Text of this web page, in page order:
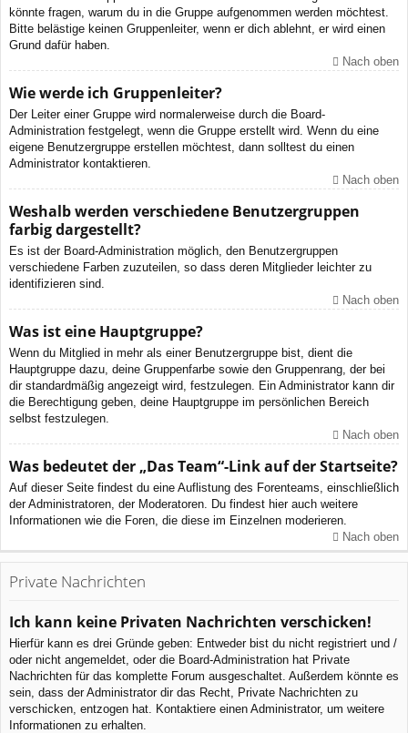
könnte fragen, warum du in die Gruppe aufgenommen werden möchtest.
Bitte belästige keinen Gruppenleiter, wenn er dich ablehnt, er wird einen
Grund dafür haben.
Nach oben
Wie werde ich Gruppenleiter?
Der Leiter einer Gruppe wird normalerweise durch die Board-
Administration festgelegt, wenn die Gruppe erstellt wird. Wenn du eine
eigene Benutzergruppe erstellen möchtest, dann solltest du einen
Administrator kontaktieren.
Nach oben
Weshalb werden verschiedene Benutzergruppen
farbig dargestellt?
Es ist der Board-Administration möglich, den Benutzergruppen
verschiedene Farben zuzuteilen, so dass deren Mitglieder leichter zu
identifizieren sind.
Nach oben
Was ist eine Hauptgruppe?
Wenn du Mitglied in mehr als einer Benutzergruppe bist, dient die
Hauptgruppe dazu, deine Gruppenfarbe sowie den Gruppenrang, der bei
dir standardmäßig angezeigt wird, festzulegen. Ein Administrator kann dir
die Berechtigung geben, deine Hauptgruppe im persönlichen Bereich
selbst festzulegen.
Nach oben
Was bedeutet der „Das Team“-Link auf der Startseite?
Auf dieser Seite findest du eine Auflistung des Forenteams, einschließlich
der Administratoren, der Moderatoren. Du findest hier auch weitere
Informationen wie die Foren, die diese im Einzelnen moderieren.
Nach oben
Private Nachrichten
Ich kann keine Privaten Nachrichten verschicken!
Hierfür kann es drei Gründe geben: Entweder bist du nicht registriert und /
oder nicht angemeldet, oder die Board-Administration hat Private
Nachrichten für das komplette Forum ausgeschaltet. Außerdem könnte es
sein, dass der Administrator dir das Recht, Private Nachrichten zu
verschicken, entzogen hat. Kontaktiere einen Administrator, um weitere
Informationen zu erhalten.